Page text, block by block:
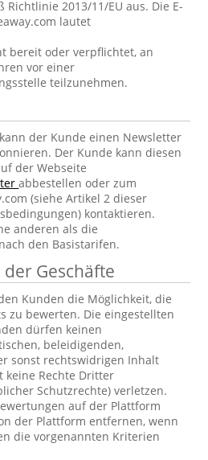
2013/11/EU aus. Die E-
lautet
bereit oder verpflichtet, an
vor einer
teilzunehmen.
der Kunde einen Newsletter
Der Kunde kann diesen
der Webseite
abbestellen oder zum
(siehe Artikel 2 dieser
kontaktieren.
anderen als die
den Basistarifen.
Geschäfte
Kunden die Möglichkeit, die
zu bewerten. Die eingestellten
dürfen keinen
beleidigenden,
sonst rechtswidrigen Inhalt
keine Rechte Dritter
Schutzrechte) verletzen.
auf der Plattform
der Plattform entfernen, wenn
die vorgenannten Kriterien